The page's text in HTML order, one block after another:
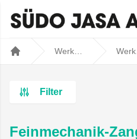
Filter
Feinmechanik-